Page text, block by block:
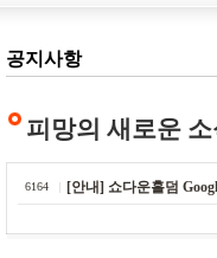
공지사항
피망의 새로운
6164 [안내] 쇼다운홀덤